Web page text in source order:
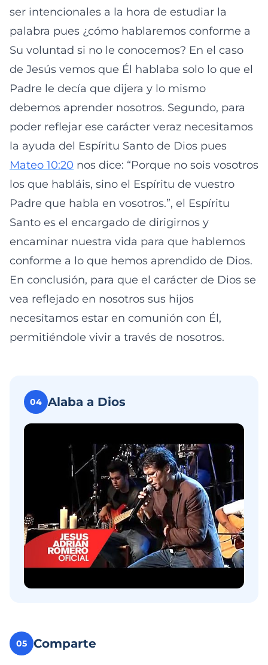
ser intencionales a la hora de estudiar la
palabra pues ¿cómo hablaremos conforme a
Su voluntad si no le conocemos? En el caso
de Jesús vemos que Él hablaba solo lo que el
Padre le decía que dijera y lo mismo
debemos aprender nosotros. Segundo, para
poder reflejar ese carácter veraz necesitamos
la ayuda del Espíritu Santo de Dios pues
Mateo 10:20 nos dice: “Porque no sois vosotros
los que habláis, sino el Espíritu de vuestro
Padre que habla en vosotros.”, el Espíritu
Santo es el encargado de dirigirnos y
encaminar nuestra vida para que hablemos
conforme a lo que hemos aprendido de Dios.
En conclusión, para que el carácter de Dios se
vea reflejado en nosotros sus hijos
necesitamos estar en comunión con Él,
permitiéndole vivir a través de nosotros.
04 Alaba a Dios
05 Comparte